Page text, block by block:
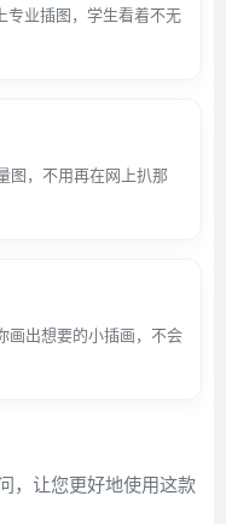
专业插图，学生看着不无
图，不用再在网上扒那
画出想要的小插画，不会
，让您更好地使用这款